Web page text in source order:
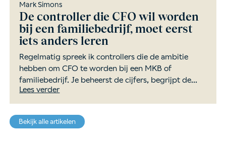
Mark Simons
De controller die CFO wil worden
bij een familiebedrijf, moet eerst
iets anders leren
Regelmatig spreek ik controllers die de ambitie
hebben om CFO te worden bij een MKB of
familiebedrijf. Je beheerst de cijfers, begrijpt de...
Lees verder
Bekijk alle artikelen